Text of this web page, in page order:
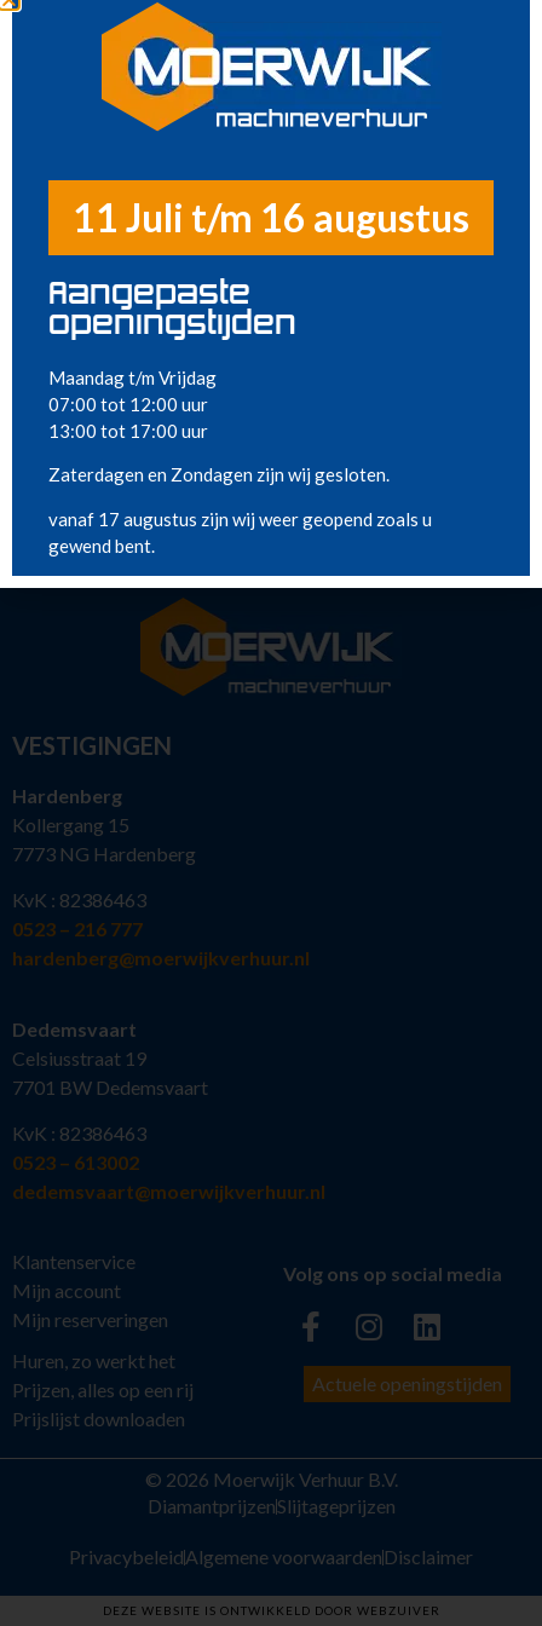
Richten en meten
Klimaatbeheersing
Metaalbewerking
Tegelzaagtafel < 120
Sleuvenzaag dmv 2
Vloerenzaag 24 cm –
benzine
Motorslijper 14,5 cm
VESTIGINGEN
Hardenberg
Kollergang 15
7773 NG Hardenberg
KvK : 82386463
0523 – 216 777
hardenberg@moerwijkverhuur.nl
Dedemsvaart
Celsiusstraat 19
7701 BW Dedemsvaart
KvK : 82386463
0523 – 613002
dedemsvaart@moerwijkverhuur.nl
Klantenservice
Mijn account
Mijn reserveringen
Huren, zo werkt het
Prijzen, alles op een rij
Prijslijst downloaden
Volg ons op social media
Actuele openingstijden
© 2026 Moerwijk Verhuur B.V.
DiamantprijzenSlijtageprijzen
PrivacybeleidAlgemene voorwaarden Disclaimer
DEZE WEBSITE IS ONTWIKKELD DOOR WEBZUIVER
11 Juli t/m 16 augustus
Aangepaste
openingstijden
Maandag t/m Vrijdag
07:00 tot 12:00 uur
13:00 tot 17:00 uur
Zaterdagen en Zondagen zijn wij gesloten.
vanaf 17 augustus zijn wij weer geopend zoals u
gewend bent.